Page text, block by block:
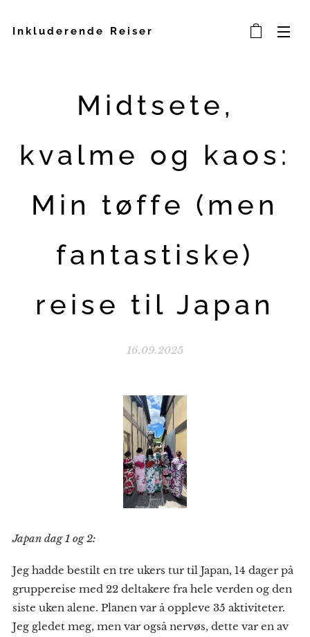
Inkluderende Reiser
Midtsete,
kvalme og kaos:
Min tøffe (men
fantastiske)
reise til Japan
16.09.2025
Japan dag 1 og 2:
Jeg hadde bestilt en tre ukers tur til Japan, 14 dager på
gruppereise med 22 deltakere fra hele verden og den
siste uken alene. Planen var å oppleve 35 aktiviteter.
Jeg gledet meg, men var også nervøs, dette var en av